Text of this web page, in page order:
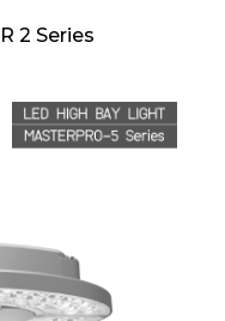
2 Series